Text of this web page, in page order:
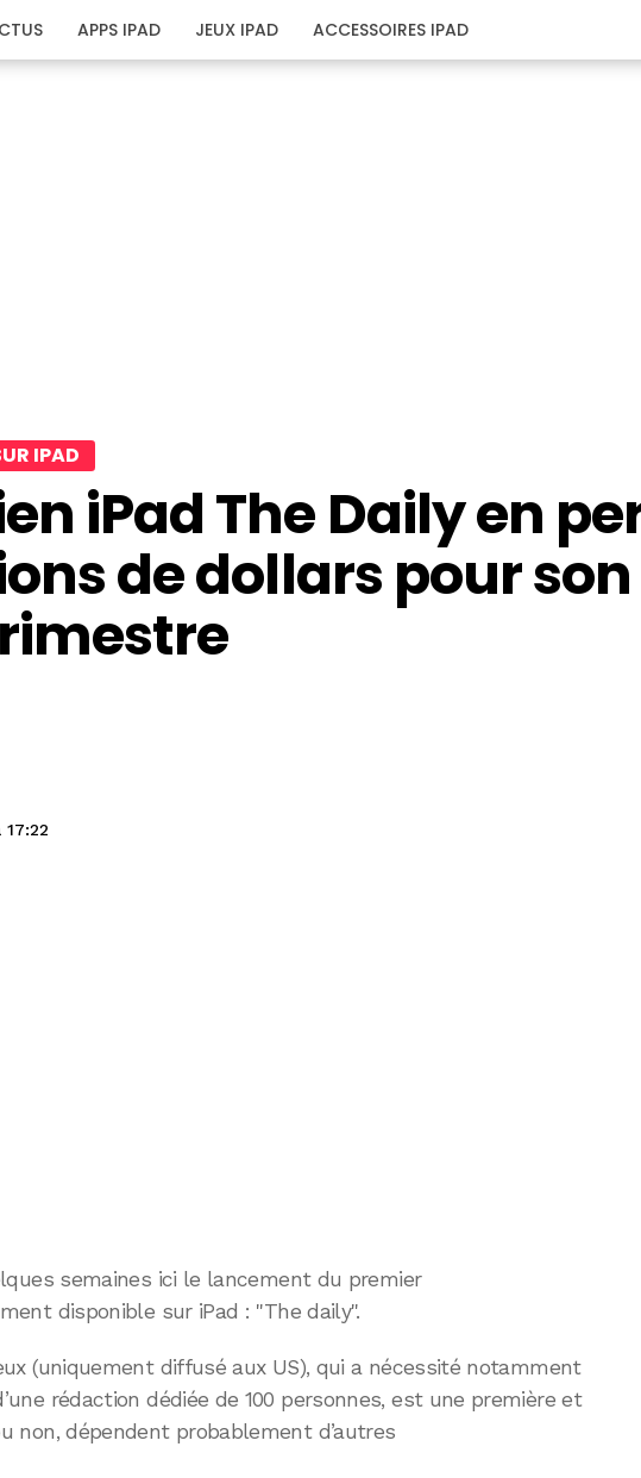
APPS IPAD JEUX IPAD ACCESSOIRES IPAD
IPAD
iPad The Daily en
de dollars pour son
17:22
semaines ici le lancement du premier
disponible sur iPad : "The daily".
(uniquement diffusé aux US), qui a nécessité notamment
rédaction dédiée de 100 personnes, est une première et
non, dépendent probablement d’autres